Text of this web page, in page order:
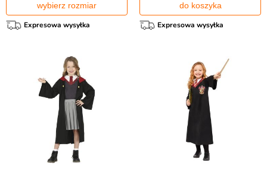
wybierz rozmiar
Expresowa wysyłka
do koszyka
Expresowa wysyłka